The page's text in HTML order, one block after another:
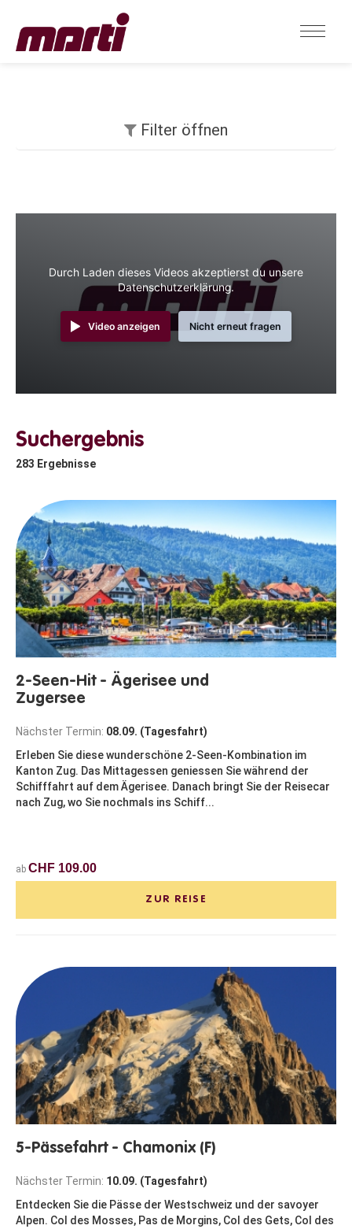
Filter öffnen
Durch Laden dieses Videos akzeptierst du unsere
Datenschutzerklärung.
Video anzeigen Nicht erneut fragen
Suchergebnis
283 Ergebnisse
2-Seen-Hit - Ägerisee und
Zugersee
Nächster Termin: 08.09. (Tagesfahrt)
Erleben Sie diese wunderschöne 2-Seen-Kombination im
Kanton Zug. Das Mittagessen geniessen Sie während der
Schifffahrt auf dem Ägerisee. Danach bringt Sie der Reisecar
nach Zug, wo Sie nochmals ins Schiff...
ab CHF 109.00
ZUR REISE
5-Pässefahrt - Chamonix (F)
Nächster Termin: 10.09. (Tagesfahrt)
Entdecken Sie die Pässe der Westschweiz und der savoyer
Alpen. Col des Mosses, Pas de Morgins, Col des Gets, Col des